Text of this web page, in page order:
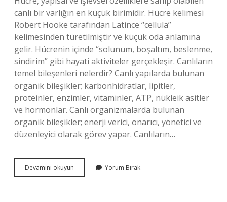
canlı bir varlığın en küçük birimidir. Hücre kelimesi
Robert Hooke tarafından Latince “cellula”
kelimesinden türetilmiştir ve küçük oda anlamına
gelir. Hücrenin içinde “solunum, boşaltım, beslenme,
sindirim” gibi hayati aktiviteler gerçekleşir. Canlıların
temel bileşenleri nelerdir? Canlı yapılarda bulunan
organik bileşikler; karbonhidratlar, lipitler,
proteinler, enzimler, vitaminler, ATP, nükleik asitler
ve hormonlar. Canlı organizmalarda bulunan
organik bileşikler; enerji verici, onarıcı, yönetici ve
düzenleyici olarak görev yapar. Canlıların…
Devamını okuyun Canlıların
Temel
Yorum Bırak